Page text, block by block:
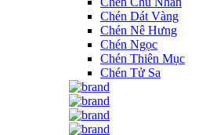
Chén Dát Vàng
Chén Nê Hưng
Chén Ngọc
Chén Thiên Mục
Chén Tử Sa